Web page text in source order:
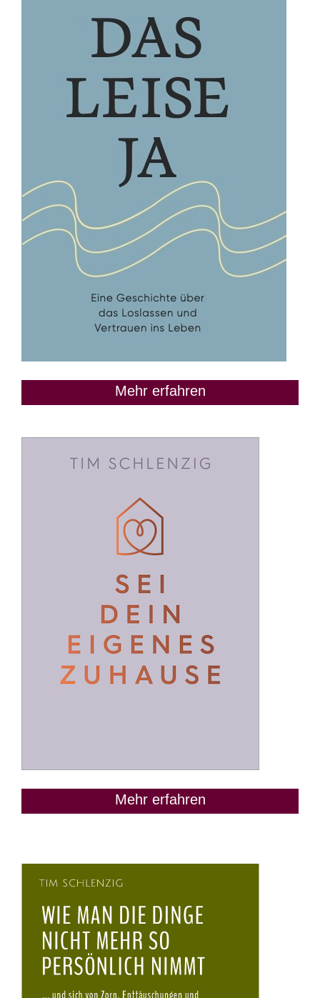
Mehr erfahren
Mehr erfahren